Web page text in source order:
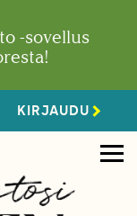
-sovellus
KIRJAUDU